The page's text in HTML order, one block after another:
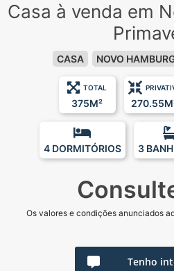
Casa à venda em
CASA NOVO
TOTAL
375M²
4 DORMITÓRIOS 3
Os valores e condições anunciados
Tenho